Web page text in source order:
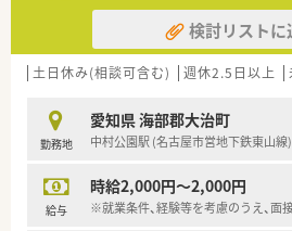
50店舗以上、無菌調剤室は業界最
■「プラチナくるみん認定企業」「
法人部門）認定」等を取得し一人ひ
されています
があるのも特徴です
検討リストに
土日休み(相談可含む) 週休2.5日以上
勤務地
愛知県 海部郡大治町
中村公園駅 (名古屋市営地下鉄東山線)
給与
時給2,000円～2,000円
※就業条件、経験等を考慮のうえ、面